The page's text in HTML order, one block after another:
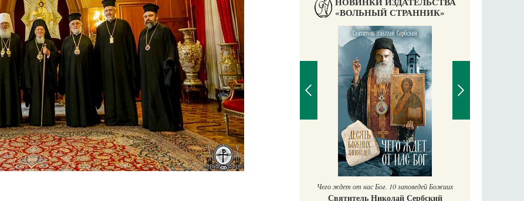
«ВОЛЬНЫЙ СТРАННИК»
Великомученик Георгий Победоносец. Научись у
святого
Православный мальчик
Екатерина Баканова